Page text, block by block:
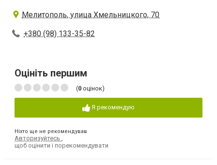
Мелитополь, улица Хмельницкого, 70
+380 (98) 133-35-82
Оцініть першим
(0 оцінок)
Я рекомендую
Ніхто ще не рекомендував
Авторизуйтесь
щоб оцінити і порекомендувати